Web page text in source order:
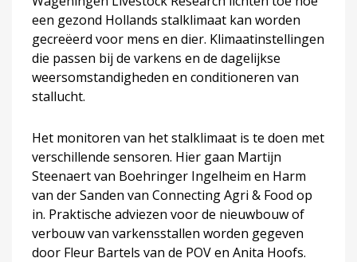
een gezond Hollands stalklimaat kan worden
gecreëerd voor mens en dier. Klimaatinstellingen
die passen bij de varkens en de dagelijkse
weersomstandigheden en conditioneren van
stallucht.
Het monitoren van het stalklimaat is te doen met
verschillende sensoren. Hier gaan Martijn
Steenaert van Boehringer Ingelheim en Harm
van der Sanden van Connecting Agri & Food op
in. Praktische adviezen voor de nieuwbouw of
verbouw van varkensstallen worden gegeven
door Fleur Bartels van de POV en Anita Hoofs.